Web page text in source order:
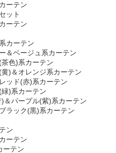
ーテン
ット
ーテン
カーテン
＆ベージュ系カーテン
色)系カーテン
)＆オレンジ系カーテン
ッド(赤)系カーテン
)系カーテン
＆パープル(紫)系カーテン
ラック(黒)系カーテン
ン
ーテン
ーテン